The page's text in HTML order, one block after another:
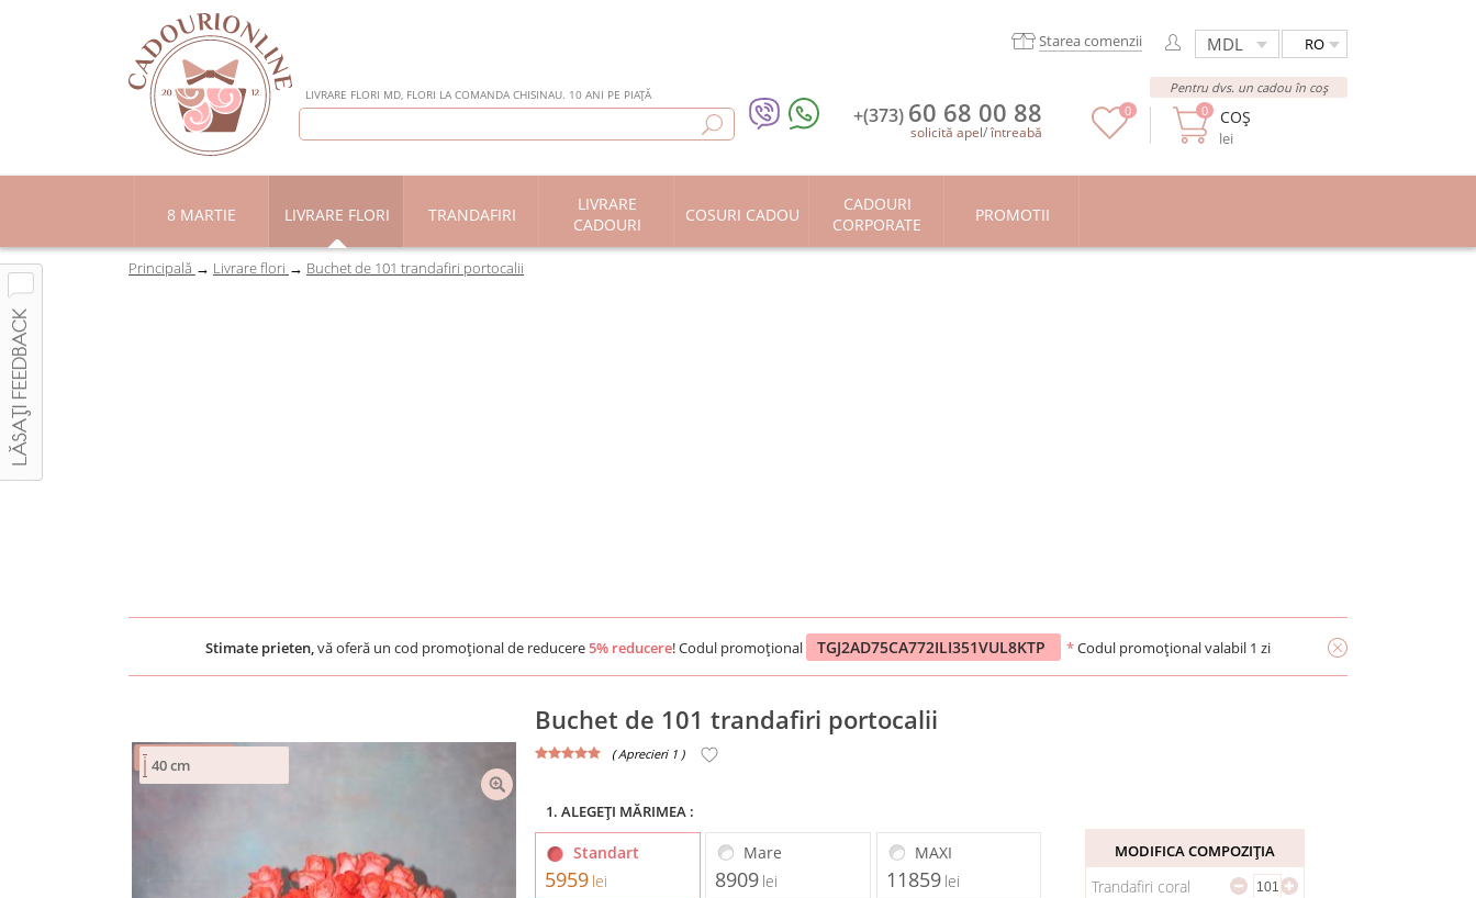
LIVRARE FLORI MD, FLORI LA COMANDA CHISINAU. 10 ANI PE PIAȚĂ
RO
Starea comenzii
COȘ
lei
0
Pentru dvs. un cadou în coș
0
+(373) 60 68 00 88
solicită apel/întreabă
8 MARTIE LIVRARE FLORI TRANDAFIRI
LIVRARE
CADOURI
COSURI CADOU
CADOURI
CORPORATE
PROMOTII
Principală Livrare flori Buchet de 101 trandafiri portocalii
Stimate prieten,vă oferă un cod promoțional de reducere5% reducere! Codul promoțional TGJ2AD75CA772ILI351VUL8KTP *Codul promoțional valabil 1 zi
40 cm
Buchet de 101 trandafiri portocalii
( Aprecieri 1 )
1. ALEGEȚI MĂRIMEA :
Standart
5959 lei
Mare
8909 lei
MAXI
11859 lei
MODIFICA COMPOZIȚIA
Trandafiri coral